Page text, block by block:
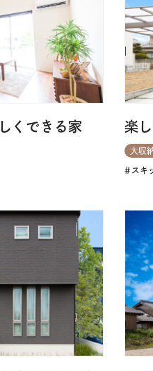
くできる家 楽
大収
スキ